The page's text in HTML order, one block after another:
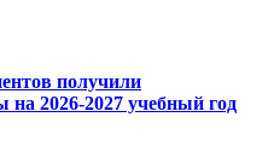
получили
на 2026-2027 учебный год